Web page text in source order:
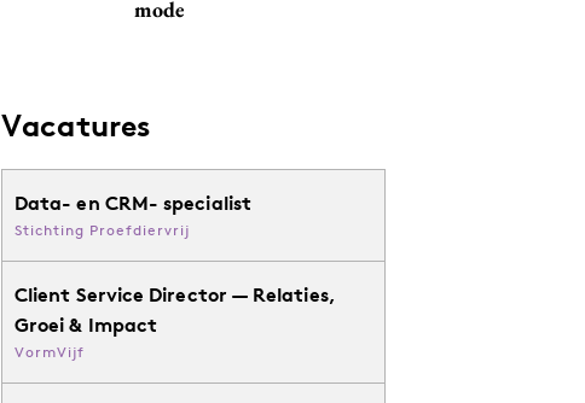
mode
Vacatures
Data- en CRM- specialist
Stichting Proefdiervrij
Client Service Director — Relaties,
Groei & Impact
VormVijf